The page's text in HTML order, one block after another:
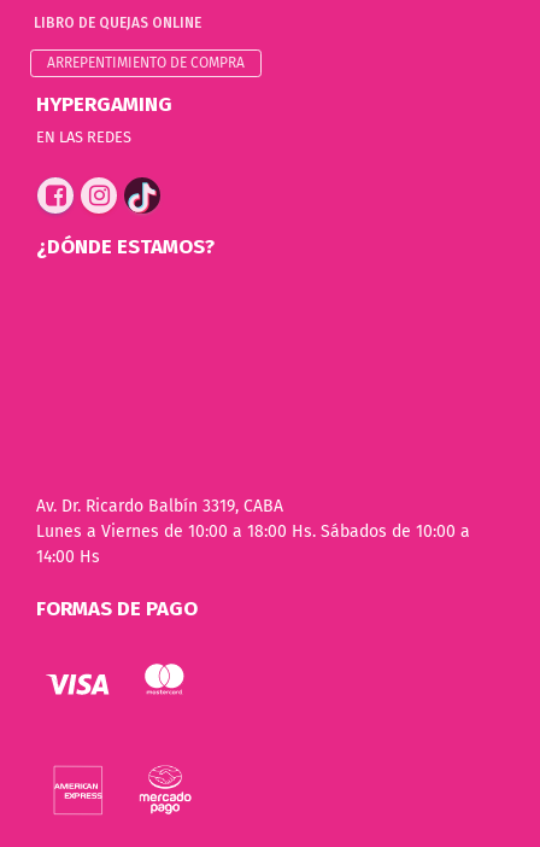
LIBRO DE QUEJAS ONLINE
ARREPENTIMIENTO DE COMPRA
HYPERGAMING
EN LAS REDES
¿DÓNDE ESTAMOS?
Av. Dr. Ricardo Balbín 3319, CABA
Lunes a Viernes de 10:00 a 18:00 Hs. Sábados de 10:00 a
14:00 Hs
FORMAS DE PAGO